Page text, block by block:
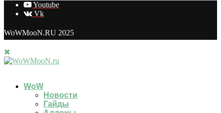
Youtube
Vk
WoWMooN.RU 2025
WoW
Новости
Гайды